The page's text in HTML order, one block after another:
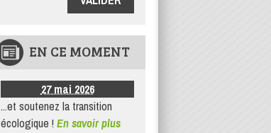
EN CE MOMENT
27 mai 2026
...et soutenez la transition
écologique ! En savoir plus